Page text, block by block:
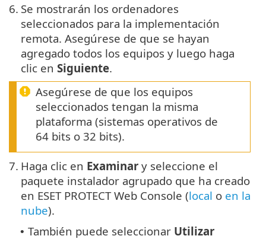
6. Se mostrarán los ordenadores
seleccionados para la implementación
remota. Asegúrese de que se hayan
agregado todos los equipos y luego haga
clic en Siguiente.
Asegúrese de que los equipos
seleccionados tengan la misma
plataforma (sistemas operativos de
64 bits o 32 bits).
7. Haga clic en Examinar y seleccione el
paquete instalador agrupado que ha creado
en ESET PROTECT Web Console (local o en la
nube).
• También puede seleccionar Utilizar